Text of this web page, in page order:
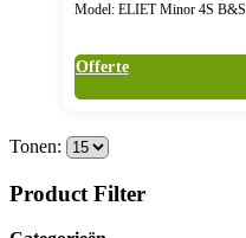
Model: ELIET Minor 4S B&S
Offerte
Tonen:
Product Filter